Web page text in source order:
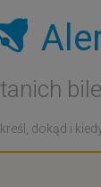
dokąd i